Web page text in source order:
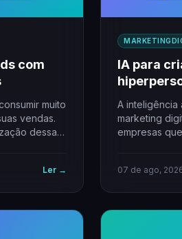
com
muito
vendas.
dessas
Ler →
IA para
A inteligência
marketing
empresas
07 de ago,